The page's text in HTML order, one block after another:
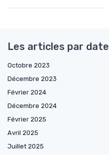
Les articles par date
Octobre 2023
Décembre 2023
Février 2024
Décembre 2024
Février 2025
Avril 2025
Juillet 2025